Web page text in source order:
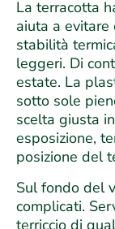
La terracotta
aiuta a
stabilità
leggeri. Di
estate. La
sotto sole
scelta giusta
esposizione,
posizione del
Sul fondo del
complicati.